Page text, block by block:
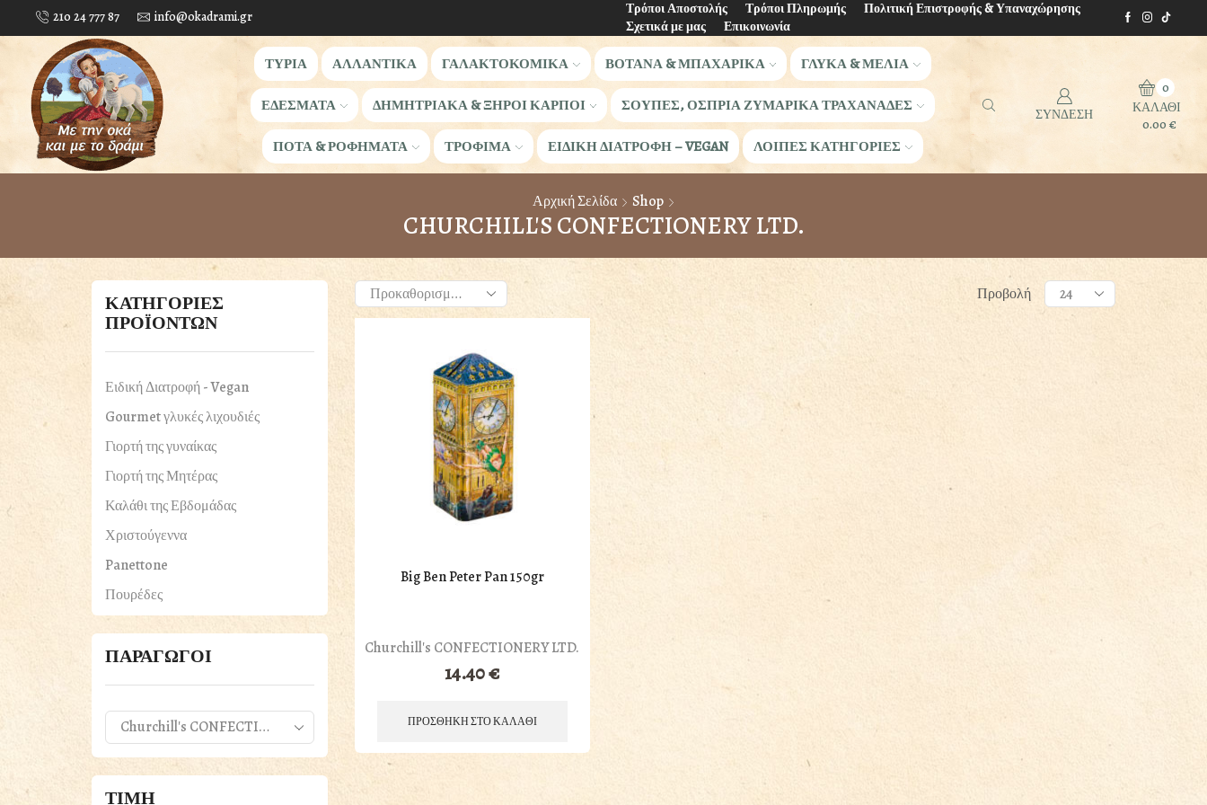
210 24 777 87 info@okadrami.gr Τρόποι Αποστολής Τρόποι Πληρωμής
Πολιτική Επιστροφής & Υπαναχώρησης
Σχετικά με μας
Επικοινωνία
ΤΥΡΙΑ ΑΛΛΑΝΤΙΚΑ ΓΑΛΑΚΤΟΚΟΜΙΚΑ ΒΟΤΑΝΑ & ΜΠΑΧΑΡΙΚΑ ΓΛΥΚΑ & ΜΕΛΙΑ
ΕΔΕΣΜΑΤΑ ΔΗΜΗΤΡΙΑΚΑ & ΞΗΡΟΙ ΚΑΡΠΟΙ ΣΟΥΠΕΣ, ΟΣΠΡΙΑ ΖΥΜΑΡΙΚΑ ΤΡΑΧΑΝΑΔΕΣ
ΠΟΤΑ & ΡΟΦΗΜΑΤΑ ΤΡΟΦΙΜΑ ΕΙΔΙΚΗ ΔΙΑΤΡΟΦΗ – VEGAN ΛΟΙΠΕΣ ΚΑΤΗΓΟΡΙΕΣ
ΣΥΝΔΕΣΗ
0
ΚΑΛΑΘΙ
0.00 €
Αρχική Σελίδα Shop
CHURCHILL'S CONFECTIONERY LTD.
Προβολή
Products
per
Big Ben Peter Pan 150gr
Churchill's CONFECTIONERY LTD.
14.40€
ΠΡΟΣΘΗΚΗ ΣΤΟ ΚΑΛΑΘΙ
ΚΑΤΗΓΟΡΙΕΣ
ΠΡΟΪΟΝΤΩΝ
Ειδική Διατροφή - Vegan
Gourmet γλυκές λιχουδιές
Γιορτή της γυναίκας
Γιορτή της Μητέρας
Καλάθι της Εβδομάδας
Χριστούγεννα
Panettone
Πουρέδες
ΠΑΣΧΑΛΙΝΑ
Βότανα & Μπαχαρικά
Γαλακτοκομικά
Τυριά
Γλυκά & Μέλια
Δημητριακά & Ξηροί Καρποί
ΠΑΡΑΓΩΓΟΙ
ΤΙΜΗ